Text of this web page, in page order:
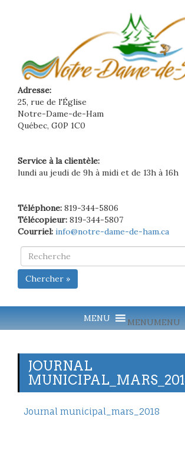
Adresse:
25, rue de l'Église
Notre-Dame-de-Ham
Québec, G0P 1C0
Service à la clientèle:
lundi au jeudi de 9h à midi et de 13h à 16h
Téléphone: 819-344-5806
Télécopieur: 819-344-5807
Courriel: info@notre-dame-de-ham.ca
Chercher »
MENUMENU
JOURNAL
Journal municipal_mars_2018